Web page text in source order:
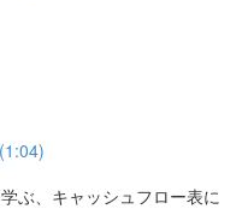
ぶ、キャッシュフロー表に